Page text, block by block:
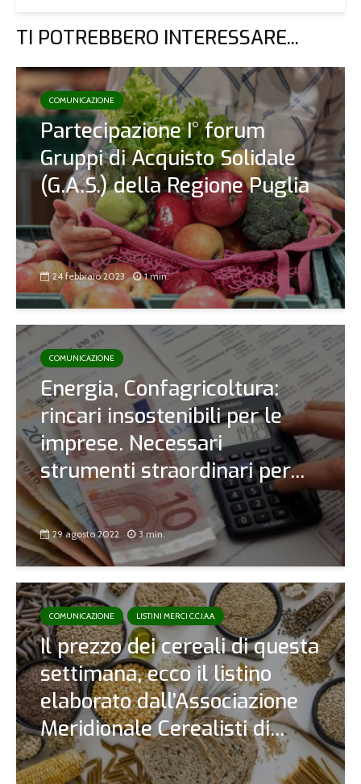
TI POTREBBERO INTERESSARE...
COMUNICAZIONE
Partecipazione I° forum
Gruppi di Acquisto Solidale
(G.A.S.) della Regione Puglia
24 febbraio 2023 1 min.
COMUNICAZIONE
Energia, Confagricoltura:
rincari insostenibili per le
imprese. Necessari
strumenti straordinari per...
29 agosto 2022 3 min.
COMUNICAZIONE LISTINI MERCI C.C.I.A.A.
Il prezzo dei cereali di questa
settimana, ecco il listino
elaborato dall’Associazione
Meridionale Cerealisti di...